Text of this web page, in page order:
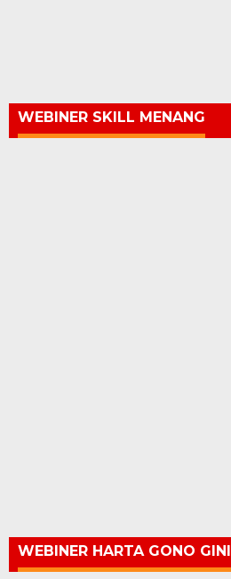
WEBINER SKILL MENANG
WEBINER HARTA GONO GINI